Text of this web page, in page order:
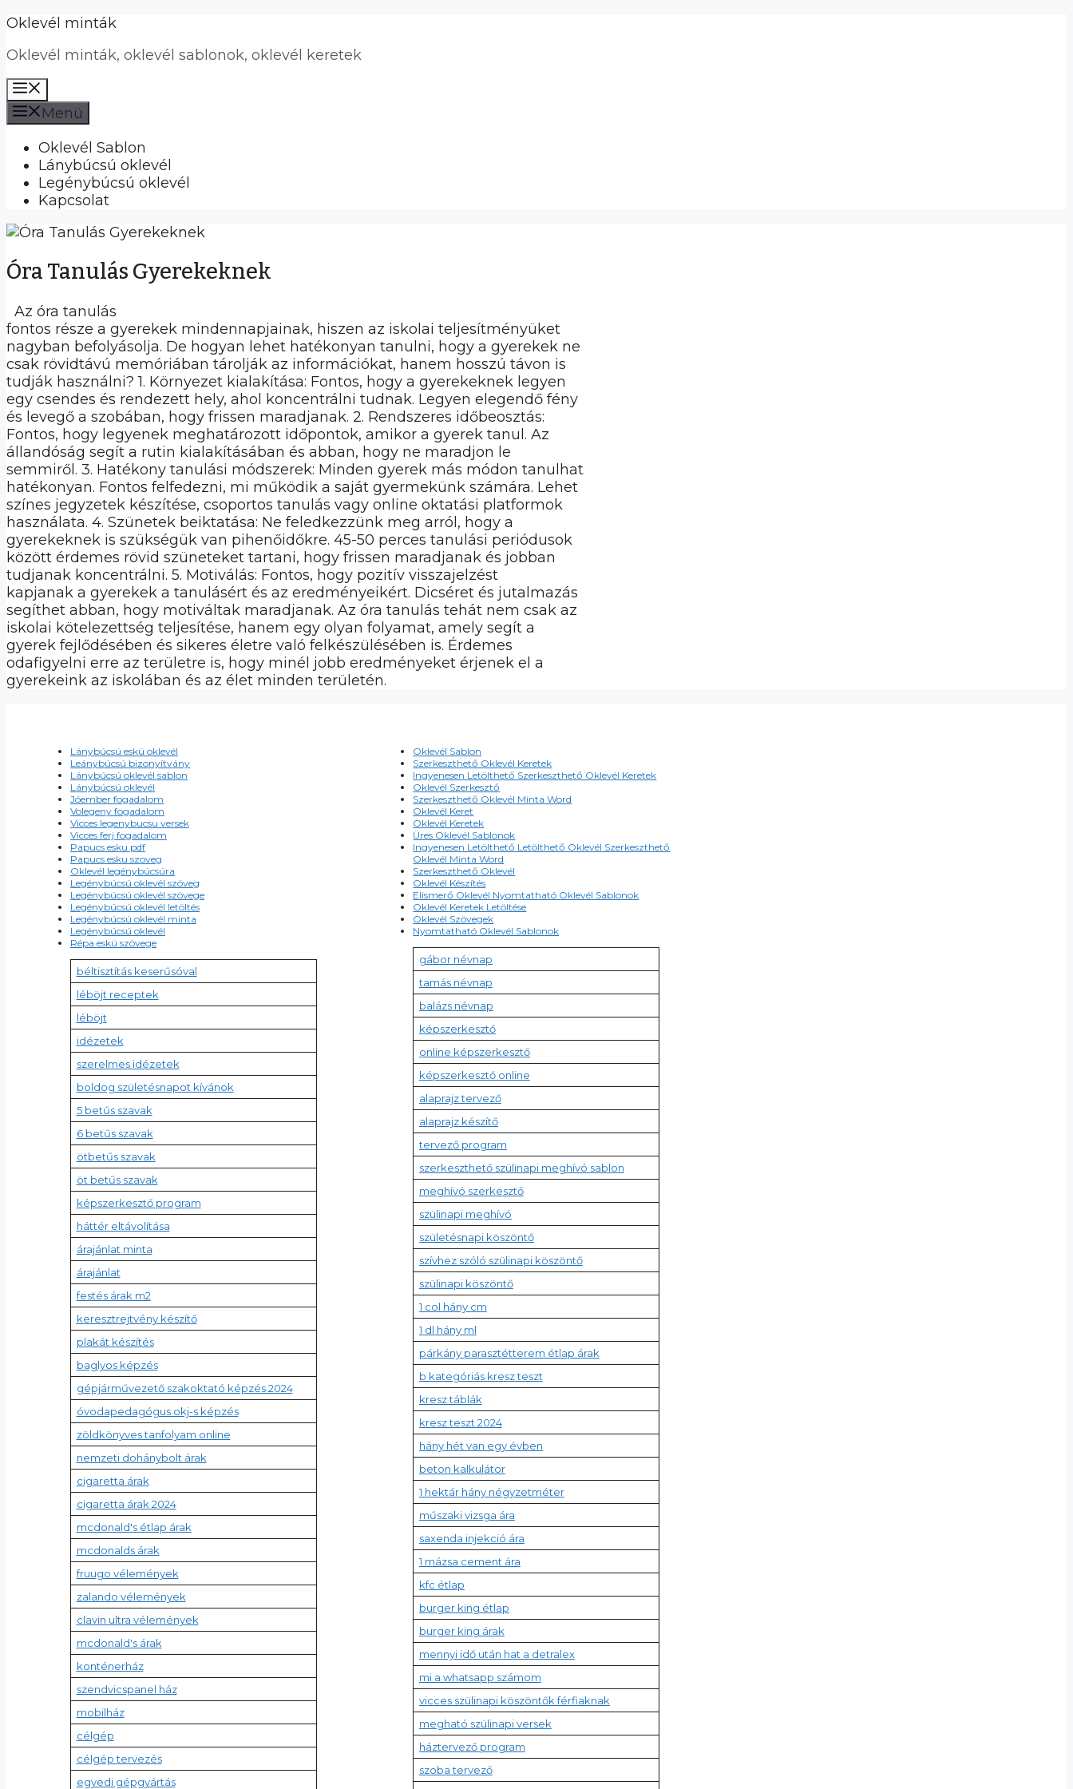
Kilépés
tartalomba
Oklevél minták
Oklevél minták, oklevél sablonok, oklevél keretek
Menü
Oklevél Sablon
Lánybúcsú oklevél
Legénybúcsú oklevél
Kapcsolat
Óra Tanulás Gyerekeknek
Az óra tanulás
fontos része a gyerekek mindennapjainak, hiszen az iskolai teljesítményüket
nagyban befolyásolja. De hogyan lehet hatékonyan tanulni, hogy a gyerekek ne
csak rövidtávú memóriában tárolják az információkat, hanem hosszú távon is
tudják használni? 1. Környezet kialakítása: Fontos, hogy a gyerekeknek legyen
egy csendes és rendezett hely, ahol koncentrálni tudnak. Legyen elegendő fény
és levegő a szobában, hogy frissen maradjanak. 2. Rendszeres időbeosztás:
Fontos, hogy legyenek meghatározott időpontok, amikor a gyerek tanul. Az
állandóság segít a rutin kialakításában és abban, hogy ne maradjon le
semmiről. 3. Hatékony tanulási módszerek: Minden gyerek más módon tanulhat
hatékonyan. Fontos felfedezni, mi működik a saját gyermekünk számára. Lehet
színes jegyzetek készítése, csoportos tanulás vagy online oktatási platformok
használata. 4. Szünetek beiktatása: Ne feledkezzünk meg arról, hogy a
gyerekeknek is szükségük van pihenőidőkre. 45-50 perces tanulási periódusok
között érdemes rövid szüneteket tartani, hogy frissen maradjanak és jobban
tudjanak koncentrálni. 5. Motiválás: Fontos, hogy pozitív visszajelzést
kapjanak a gyerekek a tanulásért és az eredményeikért. Dicséret és jutalmazás
segíthet abban, hogy motiváltak maradjanak. Az óra tanulás tehát nem csak az
iskolai kötelezettség teljesítése, hanem egy olyan folyamat, amely segít a
gyerek fejlődésében és sikeres életre való felkészülésében is. Érdemes
odafigyelni erre az területre is, hogy minél jobb eredményeket érjenek el a
gyerekeink az iskolában és az élet minden területén.
Lánybúcsú eskü oklevél
Leánybúcsú bizonyítvány
Lánybúcsú oklevél sablon
Lánybúcsú oklevél
Jóember fogadalom
Volegeny fogadalom
Vicces legenybucsu versek
Vicces ferj fogadalom
Papucs esku pdf
Papucs esku szoveg
Oklevél legénybúcsúra
Legénybúcsú oklevél szöveg
Legénybúcsú oklevél szövege
Legénybúcsú oklevél letöltés
Legénybúcsú oklevél minta
Legénybúcsú oklevél
Répa eskü szövege
béltisztítás keserűsóval
léböjt receptek
léböjt
idézetek
szerelmes idézetek
boldog születésnapot kívánok
5 betűs szavak
6 betűs szavak
ötbetűs szavak
öt betűs szavak
képszerkesztő program
háttér eltávolítása
árajánlat minta
árajánlat
festés árak m2
keresztrejtvény készítő
plakát készítés
baglyos képzés
gépjárművezető szakoktató képzés 2024
óvodapedagógus okj-s képzés
zöldkönyves tanfolyam online
nemzeti dohánybolt árak
cigaretta árak
cigaretta árak 2024
mcdonald's étlap árak
mcdonalds árak
fruugo vélemények
zalando vélemények
clavin ultra vélemények
mcdonald's árak
konténerház
szendvicspanel ház
mobilház
célgép
célgép tervezés
egyedi gépgyártás
Oklevél Sablon
Szerkeszthető Oklevél Keretek
Ingyenesen Letölthető Szerkeszthető Oklevél Keretek
Oklevél Szerkesztő
Szerkeszthető Oklevél Minta Word
Oklevél Keret
Oklevél Keretek
Üres Oklevél Sablonok
Ingyenesen Letölthető Letölthető Oklevél Szerkeszthető
Oklevél Minta Word
Szerkeszthető Oklevél
Oklevél Készítés
Elismerő Oklevél Nyomtatható Oklevél Sablonok
Oklevél Keretek Letöltése
Oklevél Szövegek
Nyomtatható Oklevél Sablonok
gábor névnap
tamás névnap
balázs névnap
képszerkesztő
online képszerkesztő
képszerkesztő online
alaprajz tervező
alaprajz készítő
tervező program
szerkeszthető szülinapi meghívó sablon
meghívó szerkesztő
szülinapi meghívó
születésnapi köszöntő
szívhez szóló szülinapi köszöntő
szülinapi köszöntő
1 col hány cm
1 dl hány ml
párkány parasztétterem étlap árak
b kategóriás kresz teszt
kresz táblák
kresz teszt 2024
hány hét van egy évben
beton kalkulátor
1 hektár hány négyzetméter
műszaki vizsga ára
saxenda injekció ára
1 mázsa cement ára
kfc étlap
burger king étlap
burger king árak
mennyi idő után hat a detralex
mi a whatsapp számom
vicces szülinapi köszöntők férfiaknak
megható szülinapi versek
háztervező program
szoba tervező